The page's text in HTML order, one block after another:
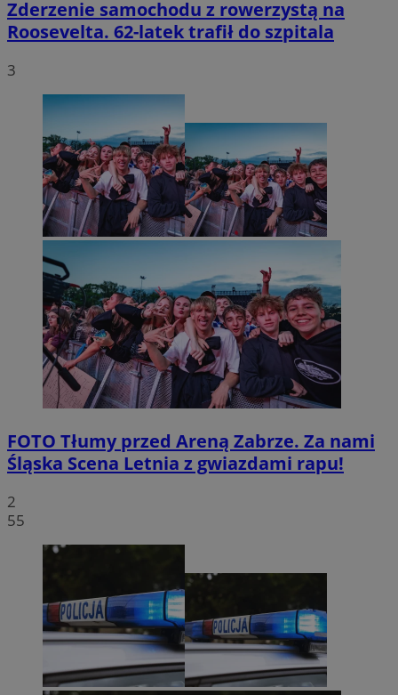
Zderzenie samochodu z rowerzystą na
Roosevelta. 62-latek trafił do szpitala
3
FOTO Tłumy przed Areną Zabrze. Za nami
Śląska Scena Letnia z gwiazdami rapu!
2
55